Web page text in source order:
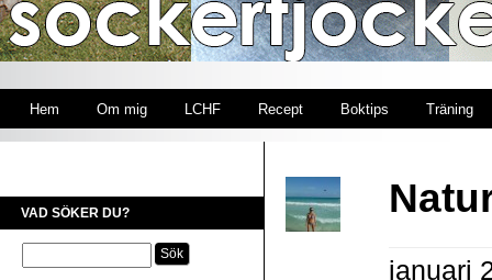
Hem Om mig LCHF Recept Boktips Träning
VAD SÖKER DU?
januari